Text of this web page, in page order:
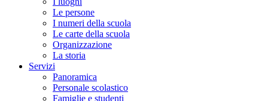
Le persone
I numeri della scuola
Le carte della scuola
Organizzazione
La storia
Servizi
Panoramica
Personale scolastico
Famiglie e studenti